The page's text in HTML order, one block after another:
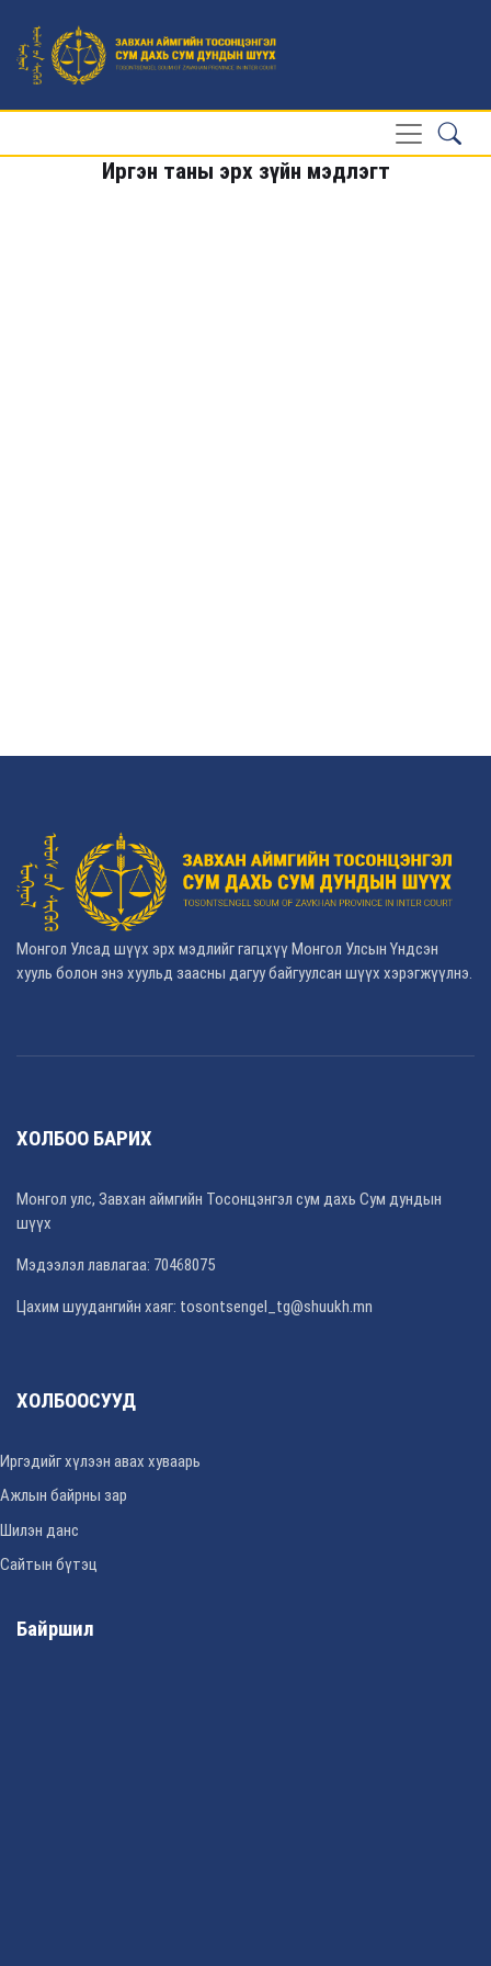
Иргэн таны эрх зүйн мэдлэгт
Монгол Улсад шүүх эрх мэдлийг гагцхүү Монгол Улсын Үндсэн
хууль болон энэ хуульд заасны дагуу байгуулсан шүүх хэрэгжүүлнэ.
ХОЛБОО БАРИХ
Монгол улс, Завхан аймгийн Тосонцэнгэл сум дахь Сум дундын
шүүх
Мэдээлэл лавлагаа: 70468075
Цахим шуудангийн хаяг: tosontsengel_tg@shuukh.mn
ХОЛБООСУУД
Иргэдийг хүлээн авах хуваарь
Ажлын байрны зар
Шилэн данс
Сайтын бүтэц
Байршил